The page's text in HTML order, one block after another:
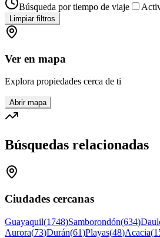
Búsqueda por tiempo de viaje
Limpiar filtros
Ver en mapa
Explora propiedades cerca de ti
Abrir mapa
Búsquedas relacionadas
Ciudades cercanas
Guayaquil(1748)Samborondón(634)
Aurora(73)Durán(61)Playas(48)Acacia(